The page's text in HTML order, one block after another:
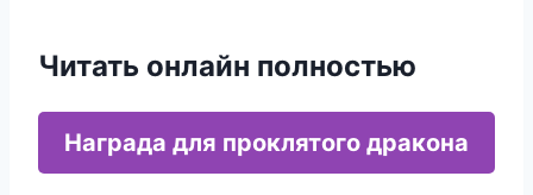
Читать онлайн полностью
Награда для проклятого дракона